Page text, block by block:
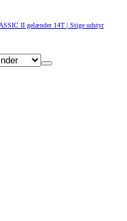
II gelænder 14T | Stige udstyr